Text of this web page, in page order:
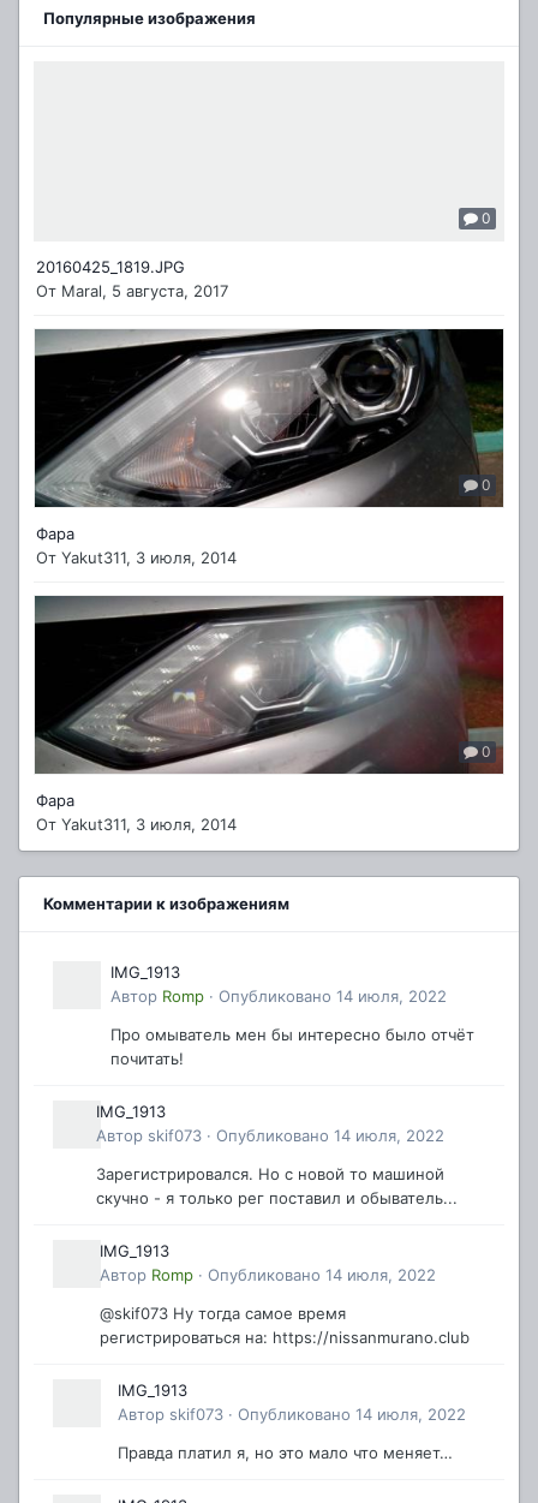
Популярные изображения
0
20160425_1819.JPG
От Maral, 5 августа, 2017
0
Фара
От Yakut311, 3 июля, 2014
0
Фара
От Yakut311, 3 июля, 2014
Комментарии к изображениям
IMG_1913
Автор Romp ·Опубликовано14 июля, 2022
Про омыватель мен бы интересно было отчёт
почитать!
IMG_1913
Автор skif073 ·Опубликовано14 июля, 2022
Зарегистрировался. Но с новой то машиной
скучно - я только рег поставил и обыватель...
IMG_1913
Автор Romp ·Опубликовано14 июля, 2022
@skif073 Ну тогда самое время
регистрироваться на: https://nissanmurano.club
IMG_1913
Автор skif073 · Опубликовано 14 июля, 2022
Правда платил я, но это мало что меняет…